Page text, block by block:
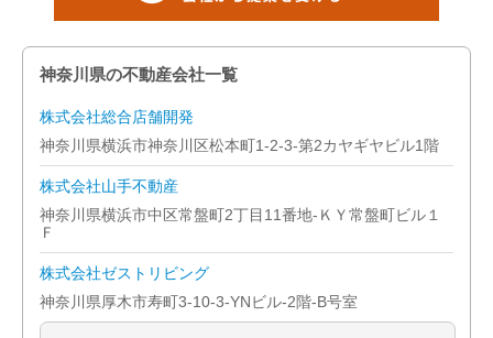
神奈川県の不動産会社一覧
株式会社総合店舗開発
神奈川県横浜市神奈川区松本町1-2-3-第2カヤギヤビル1階
株式会社山手不動産
神奈川県横浜市中区常盤町2丁目11番地-ＫＹ常盤町ビル１
Ｆ
株式会社ゼストリビング
神奈川県厚木市寿町3-10-3-YNビル-2階-B号室